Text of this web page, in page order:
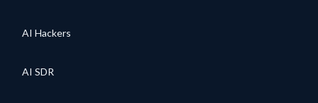
AI Hackers
AI SDR